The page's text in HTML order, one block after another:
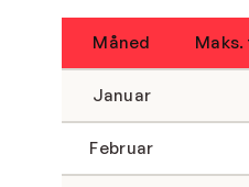
Måned
Januar
Februar